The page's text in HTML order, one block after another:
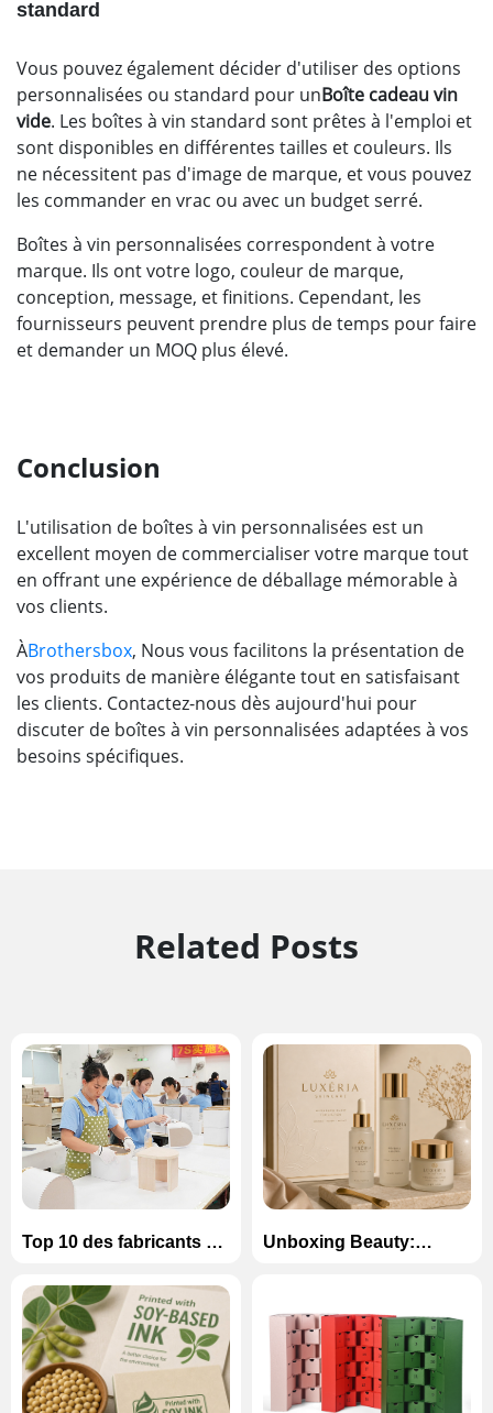
standard
Vous pouvez également décider d'utiliser des options
personnalisées ou standard pour unBoîte cadeau vin
vide. Les boîtes à vin standard sont prêtes à l'emploi et
sont disponibles en différentes tailles et couleurs. Ils
ne nécessitent pas d'image de marque, et vous pouvez
les commander en vrac ou avec un budget serré.
Boîtes à vin personnalisées correspondent à votre
marque. Ils ont votre logo, couleur de marque,
conception, message, et finitions. Cependant, les
fournisseurs peuvent prendre plus de temps pour faire
et demander un MOQ plus élevé.
Conclusion
L'utilisation de boîtes à vin personnalisées est un
excellent moyen de commercialiser votre marque tout
en offrant une expérience de déballage mémorable à
vos clients.
ÀBrothersbox, Nous vous facilitons la présentation de
vos produits de manière élégante tout en satisfaisant
les clients. Contactez-nous dès aujourd'hui pour
discuter de boîtes à vin personnalisées adaptées à vos
besoins spécifiques.
Related Posts
Top 10 des fabricants de
en Chine (2026)
Unboxing Beauty:
de soins de la peau